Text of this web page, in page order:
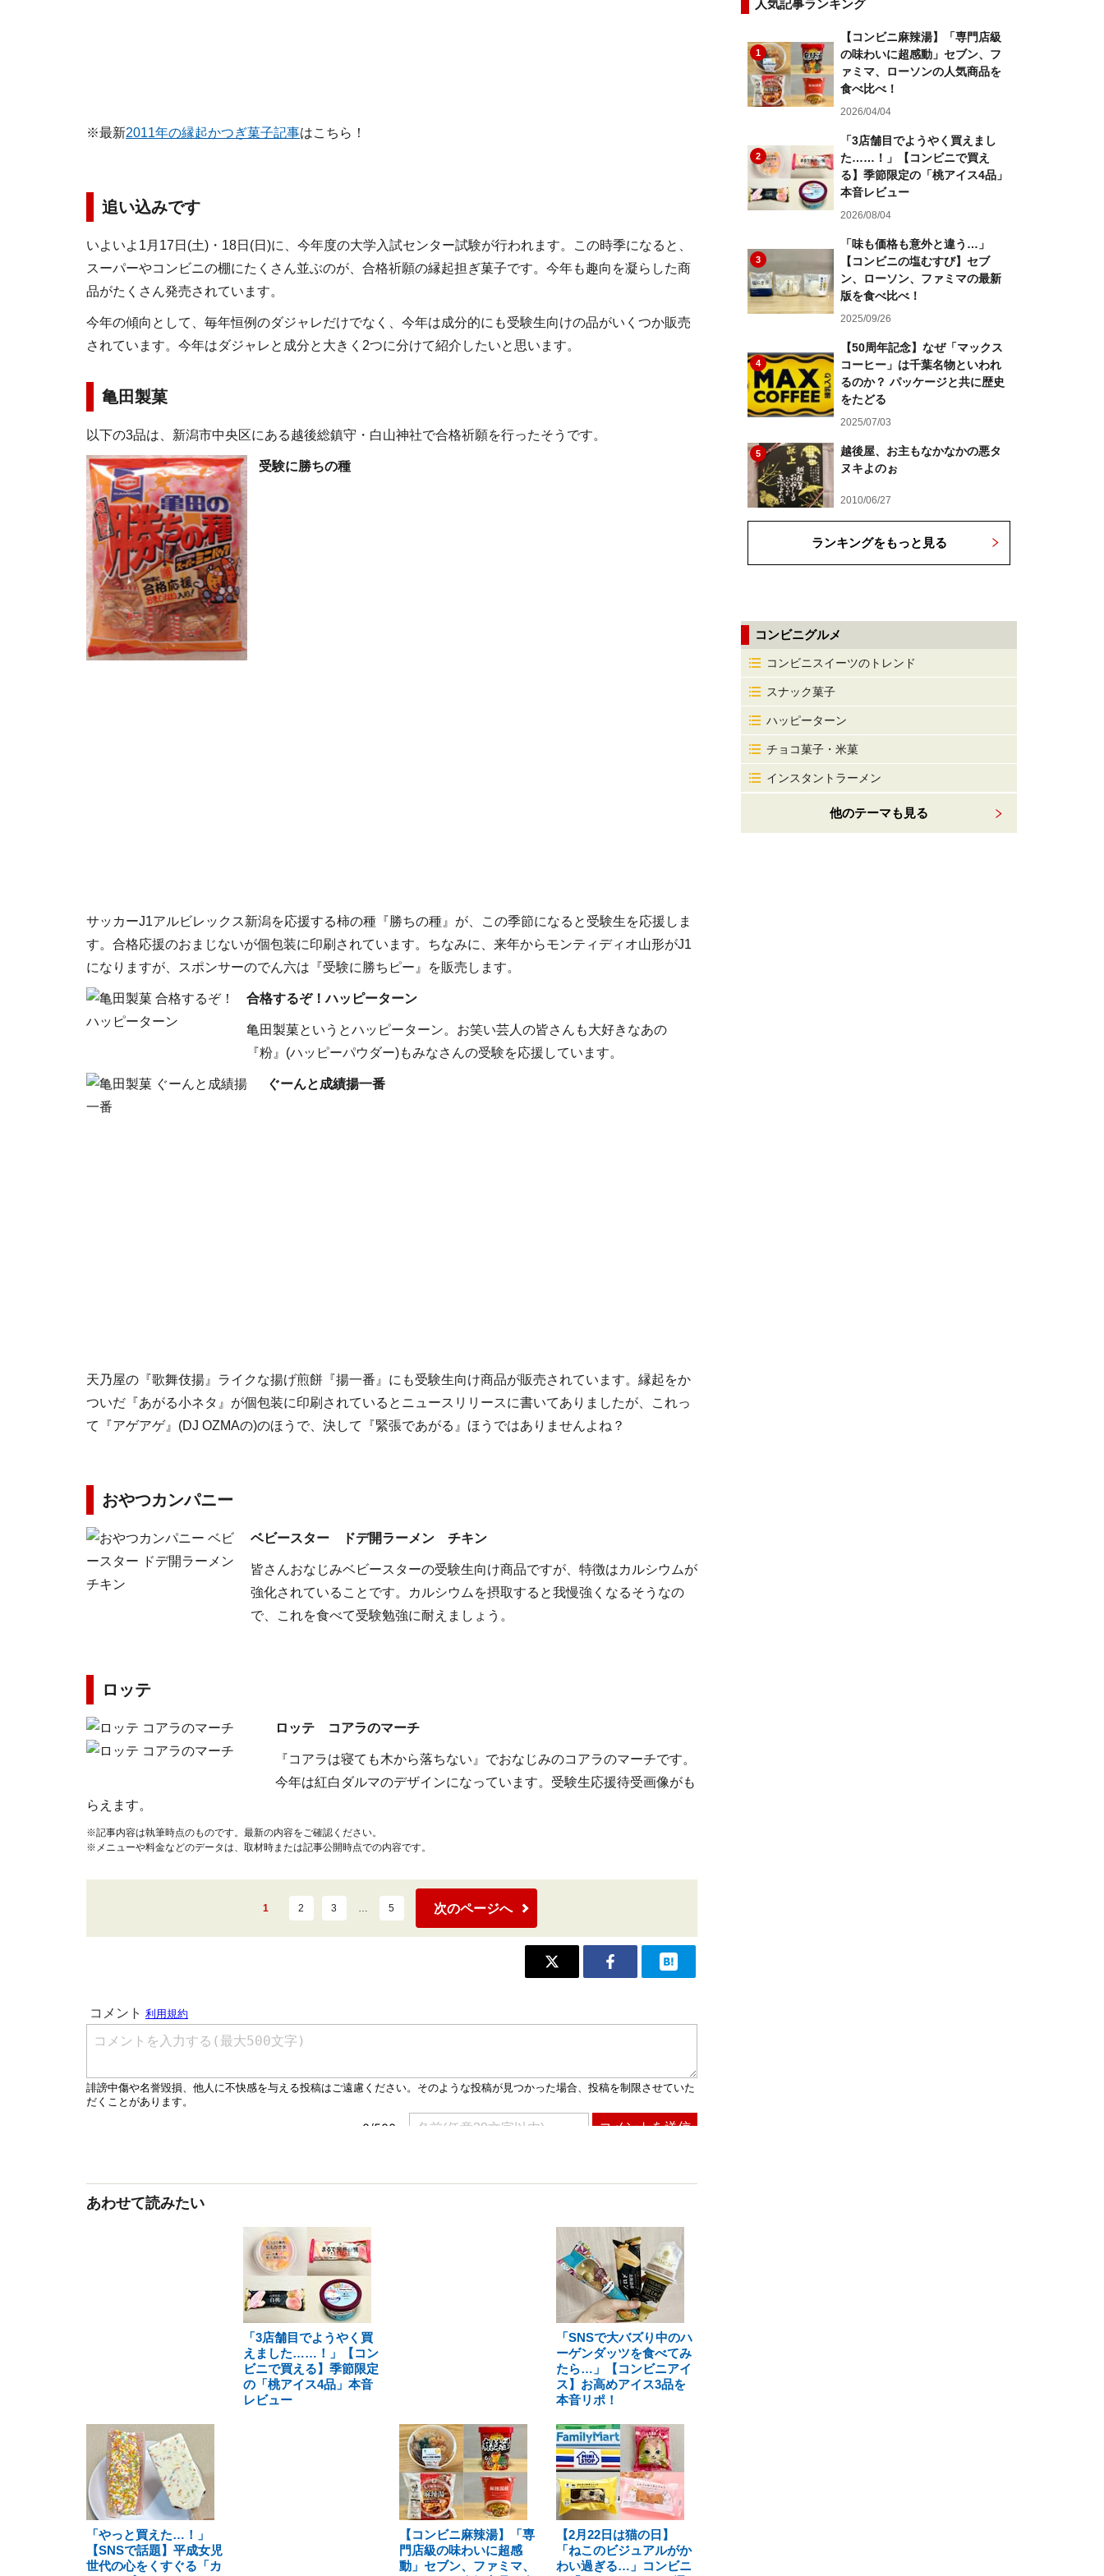
※最新2011年の縁起かつぎ菓子記事はこちら！
追い込みです
いよいよ1月17日(土)・18日(日)に、今年度の大学入試センター試験が行われます。この時季になると、
スーパーやコンビニの棚にたくさん並ぶのが、合格祈願の縁起担ぎ菓子です。今年も趣向を凝らした商
品がたくさん発売されています。
今年の傾向として、毎年恒例のダジャレだけでなく、今年は成分的にも受験生向けの品がいくつか販売
されています。今年はダジャレと成分と大きく2つに分けて紹介したいと思います。
亀田製菓
以下の3品は、新潟市中央区にある越後総鎮守・白山神社で合格祈願を行ったそうです。
受験に勝ちの種
サッカーJ1アルビレックス新潟を応援する柿の種『勝ちの種』が、この季節になると受験生を応援しま
す。合格応援のおまじないが個包装に印刷されています。ちなみに、来年からモンティディオ山形がJ1
になりますが、スポンサーのでん六は『受験に勝ちピー』を販売します。
合格するぞ！ハッピーターン
亀田製菓というとハッピーターン。お笑い芸人の皆さんも大好きなあの
『粉』(ハッピーパウダー)もみなさんの受験を応援しています。
ぐーんと成績揚一番
天乃屋の『歌舞伎揚』ライクな揚げ煎餅『揚一番』にも受験生向け商品が販売されています。縁起をか
ついだ『あがる小ネタ』が個包装に印刷されているとニュースリリースに書いてありましたが、これっ
て『アゲアゲ』(DJ OZMAの)のほうで、決して『緊張であがる』ほうではありませんよね？
おやつカンパニー
ベビースター ドデ開ラーメン チキン
皆さんおなじみベビースターの受験生向け商品ですが、特徴はカルシウムが
強化されていることです。カルシウムを摂取すると我慢強くなるそうなの
で、これを食べて受験勉強に耐えましょう。
ロッテ
ロッテ コアラのマーチ
『コアラは寝ても木から落ちない』でおなじみのコアラのマーチです。
今年は紅白ダルマのデザインになっています。受験生応援待受画像がも
らえます。
※記事内容は執筆時点のものです。最新の内容をご確認ください。
※メニューや料金などのデータは、取材時または記事公開時点での内容です。
1 2 3 … 5 次のページへ
あわせて読みたい
「3店舗目でようやく買
えました……！」【コン
ビニで買える】季節限定
の「桃アイス4品」本音
レビュー
「SNSで大バズり中のハ
ーゲンダッツを食べてみ
たら…」【コンビニアイ
ス】お高めアイス3品を
本音リポ！
「やっと買えた…！」
【SNSで話題】平成女児
世代の心をくすぐる「カ
【コンビニ麻辣湯】「専
門店級の味わいに超感
動」セブン、ファミマ、
【2月22日は猫の日】
「ねこのビジュアルがか
わい過ぎる…」コンビニ
人気記事ランキング
1
【コンビニ麻辣湯】「専門店級
の味わいに超感動」セブン、フ
ァミマ、ローソンの人気商品を
食べ比べ！
2026/04/04
2
「3店舗目でようやく買えまし
た……！」【コンビニで買え
る】季節限定の「桃アイス4品」
本音レビュー
2026/08/04
3
「味も価格も意外と違う…」
【コンビニの塩むすび】セブ
ン、ローソン、ファミマの最新
版を食べ比べ！
2025/09/26
4
【50周年記念】なぜ「マックス
コーヒー」は千葉名物といわれ
るのか？ パッケージと共に歴史
をたどる
2025/07/03
5
越後屋、お主もなかなかの悪タ
ヌキよのぉ
2010/06/27
ランキングをもっと見る
コンビニグルメ
コンビニスイーツのトレンド
スナック菓子
ハッピーターン
チョコ菓子・米菓
インスタントラーメン
他のテーマも見る